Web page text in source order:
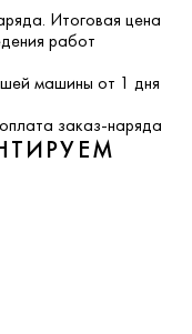
Итоговая цена
работ
машины от 1 дня
заказ-наряда